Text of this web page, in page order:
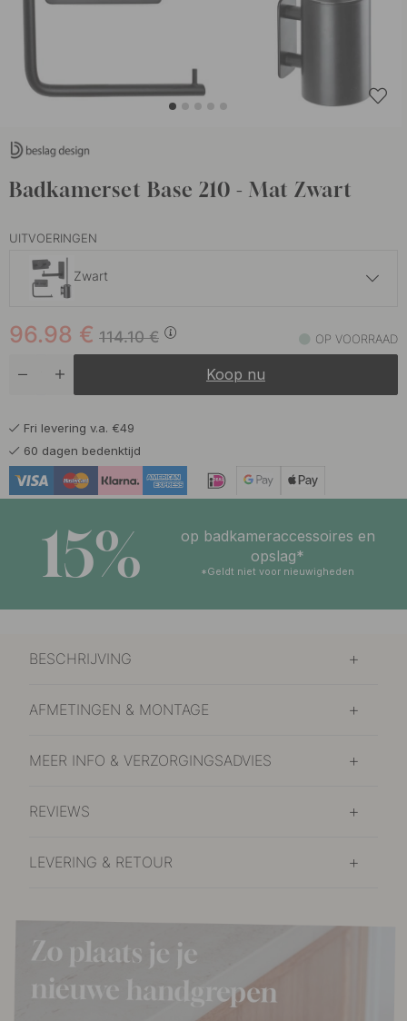
Badkamerset Base 210 - Mat Zwart
UITVOERINGEN
Zwart
Chroom Op voorraad
Op voorraad
Gepolijst Messing
114.10€
96.98 € OP VOORRAAD
Koop nu
Fri levering v.a. €49
60 dagen bedenktijd
15%
op badkameraccessoires en
opslag*
*Geldt niet voor nieuwigheden
BESCHRIJVING
AFMETINGEN & MONTAGE
MEER INFO & VERZORGINGSADVIES
REVIEWS
LEVERING & RETOUR